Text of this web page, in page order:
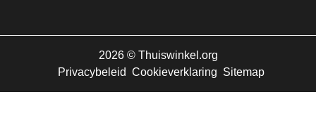
2026 ©Thuiswinkel.org
Privacybeleid Cookieverklaring Sitemap